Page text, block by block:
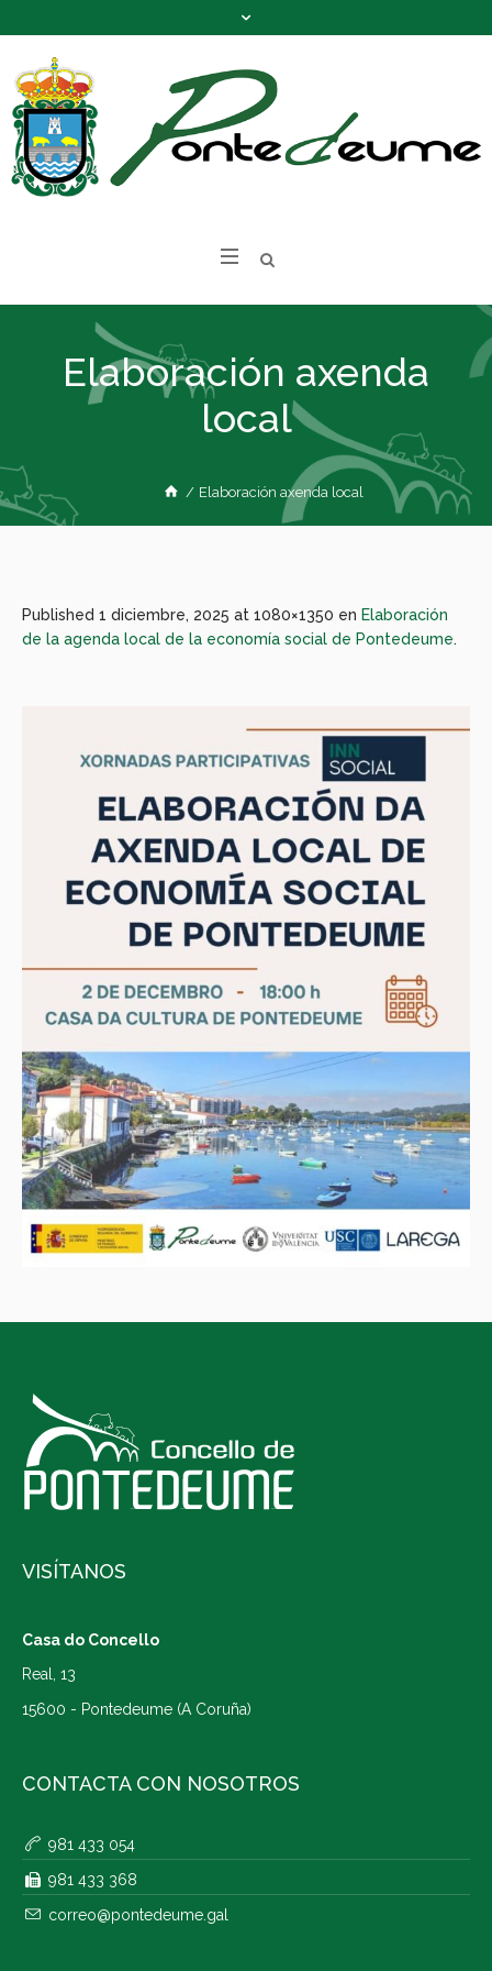
Elaboración axenda
local
/ Elaboración axenda local
Published 1 diciembre, 2025 at 1080×1350 en Elaboración
de la agenda local de la economía social de Pontedeume.
VISÍTANOS
Casa do Concello
Real, 13
15600 - Pontedeume (A Coruña)
CONTACTA CON NOSOTROS
981 433 054
981 433 368
correo@pontedeume.gal